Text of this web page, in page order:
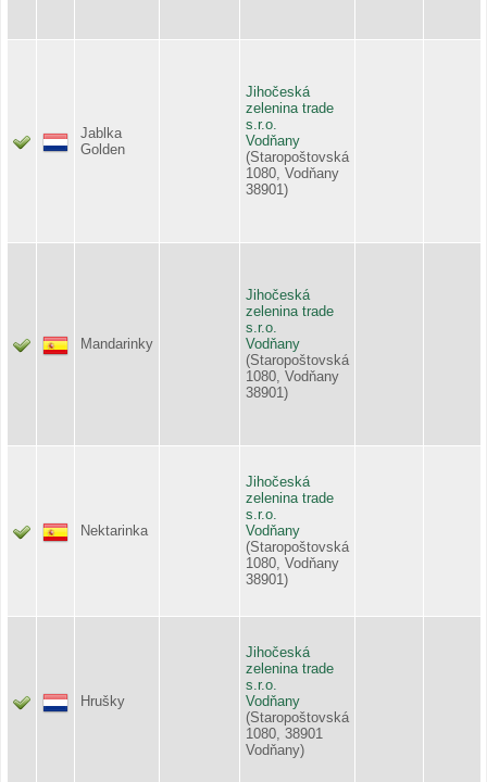
Jablka
Golden
Jihočeská
zelenina trade
s.r.o.
Vodňany
(Staropoštovská
1080, Vodňany
38901)
Mandarinky
Jihočeská
zelenina trade
s.r.o.
Vodňany
(Staropoštovská
1080, Vodňany
38901)
Nektarinka
Jihočeská
zelenina trade
s.r.o.
Vodňany
(Staropoštovská
1080, Vodňany
38901)
Hrušky
Jihočeská
zelenina trade
s.r.o.
Vodňany
(Staropoštovská
1080, 38901
Vodňany)